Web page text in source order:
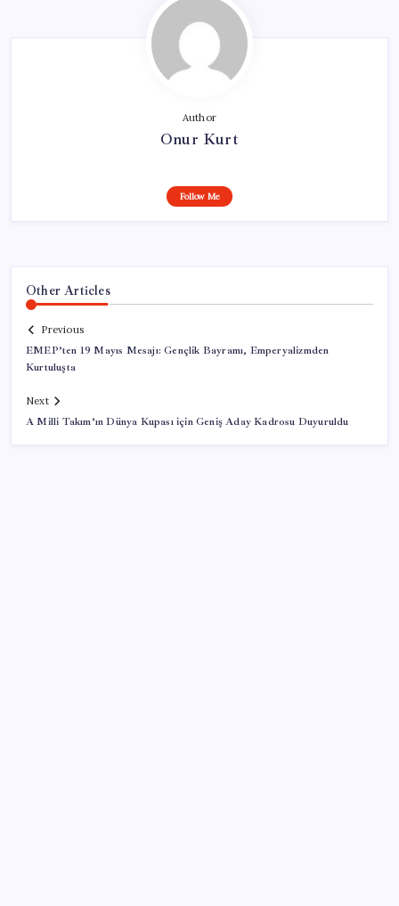
Author
Onur Kurt
Follow Me
Other Articles
Previous
EMEP’ten 19 Mayıs Mesajı: Gençlik Bayramı, Emperyalizmden
Kurtuluşta
Next
A Milli Takım’ın Dünya Kupası için Geniş Aday Kadrosu Duyuruldu